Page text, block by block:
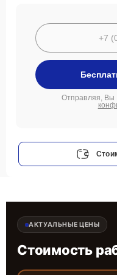
Отправляя, Вы
АКТУАЛЬНЫЕ ЦЕНЫ
Стоимость